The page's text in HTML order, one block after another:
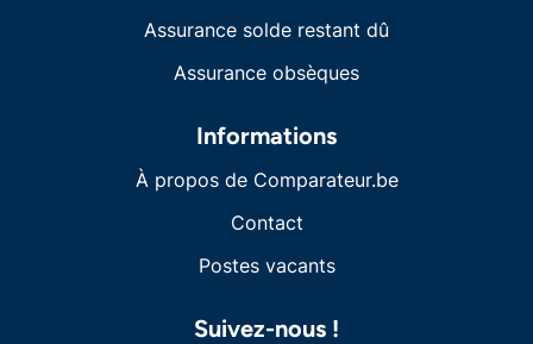
Assurance solde restant dû
Assurance obsèques
Informations
À propos de Comparateur.be
Contact
Postes vacants
Suivez-nous !